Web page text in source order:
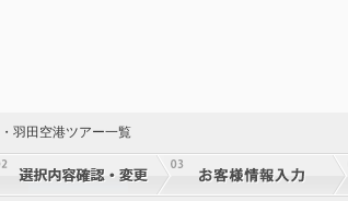
羽田空港ツアー一覧